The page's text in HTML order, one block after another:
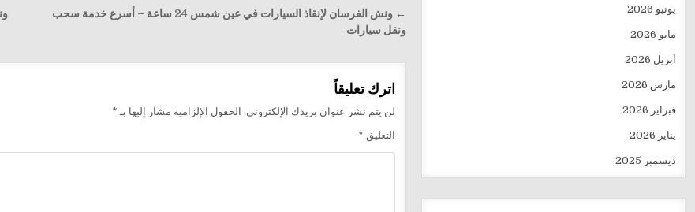
تصفّح
المقالات
← ونش الفرسان لإنقاذ السيارات في عين شمس 24 ساعة – أسرع خدمة سحب
ونقل سيارات
اترك تعليقاً
لن يتم نشر عنوان بريدك الإلكتروني. الحقول الإلزامية مشار إليها بـ *
التعليق *
يونيو 2026
مايو 2026
أبريل 2026
مارس 2026
فبراير 2026
يناير 2026
ديسمبر 2025